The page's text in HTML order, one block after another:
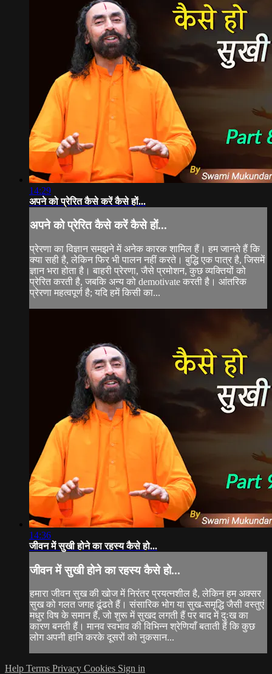
14:29
अपने को प्रेरित कैसे करें कैसे हों...
अपने को प्रेरित कैसे करें कैसे हों...
प्रेरणा का विज्ञान समझने में अनेक कारक शामिल हैं। हम जानते हैं कि
क्या सही है, लेकिन फिर भी पालन नहीं करते। बुद्धि एक पात्र है, जिसमें
ज्ञान भरा होता है। बाहरी प्रेरणा, जैसे प्रमोशन, कुछ व्यक्तियों को
प्रेरित करती है, जबकि अन्य को demotivate करती है। आंतरिक
प्रेरणा महत्वपूर्ण है; यदि हमें किसी का...
14:36
जीवन में सुखी होने का रहस्य कैसे हो...
जीवन में सुखी होने का रहस्य कैसे हो...
हमारा जीवन सुख की खोज में निरंतर प्रयत्नशील है, लेकिन हम अक्सर
सुख को गलत जगह ढूंढते हैं। संसारिक भोग या सुख-समृद्धि जैसी वस्तुएं
मधुर विष के समान हैं, जो शुरू में सुखद लगती हैं पर बाद में दुःख का
कारण बनती हैं। मानव स्वभाव की विभिन्न श्रेणियाँ बताती हैं कि कुछ
लोग अपनी हानि करके दूसरों को नुकसान...
Help Terms Privacy Cookies Sign in